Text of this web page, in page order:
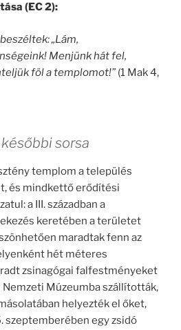
(EC 2):
„Lám,
Menjünk hát fel,
föl a templomot!” (1 Mak 4,
sorsa
templom a település
és mindkettő erődítési
a III. században a
keretében a területet
maradtak fenn az
hét méteres
zsinagógai falfestményeket
Nemzeti Múzeumba szállították,
helyezték el őket,
szeptemberében egy zsidó